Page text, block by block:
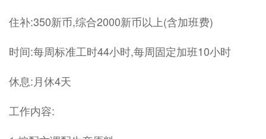
住补:350新币,综合2000新币以上(含加班费)
时间:每周标准工时44小时,每周固定加班10小时
休息:月休4天
工作内容: